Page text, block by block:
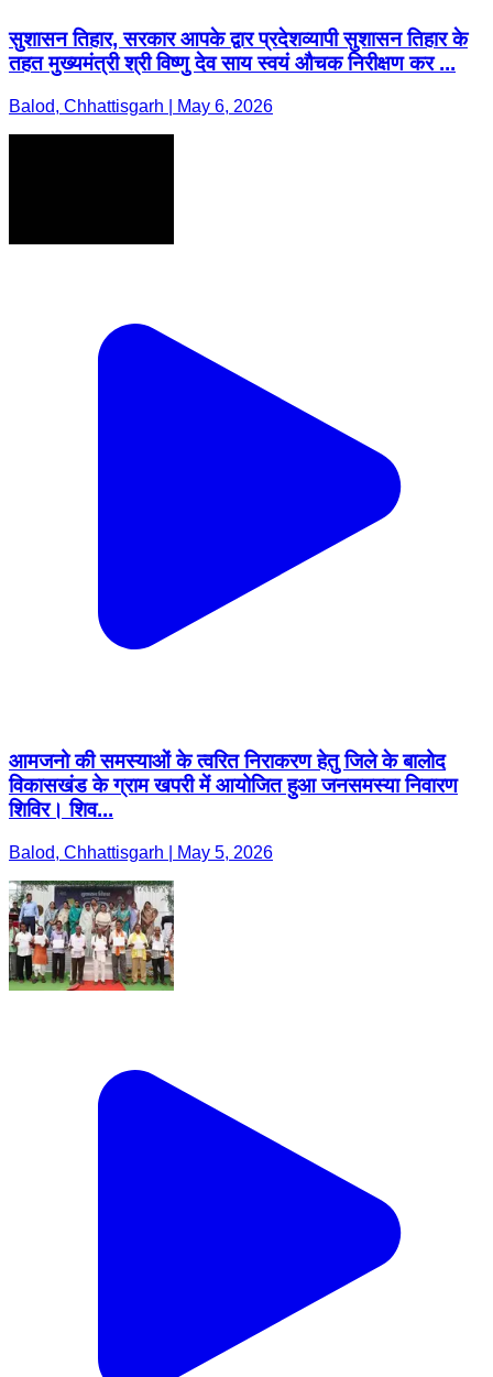
सुशासन तिहार, सरकार आपके द्वार प्रदेशव्यापी सुशासन तिहार के
तहत मुख्यमंत्री श्री विष्णु देव साय स्वयं औचक निरीक्षण कर ...
Balod, Chhattisgarh | May 6, 2026
आमजनो की समस्याओं के त्वरित निराकरण हेतु जिले के बालोद
विकासखंड के ग्राम खपरी में आयोजित हुआ जनसमस्या निवारण
शिविर। शिव...
Balod, Chhattisgarh | May 5, 2026